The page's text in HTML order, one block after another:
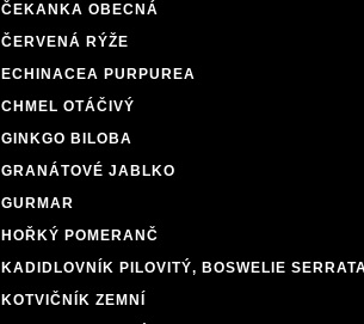
ČEKANKA OBECNÁ
ČERVENÁ RÝŽE
ECHINACEA PURPUREA
CHMEL OTÁČIVÝ
GINKGO BILOBA
GRANÁTOVÉ JABLKO
GURMAR
HOŘKÝ POMERANČ
KADIDLOVNÍK PILOVITÝ, BOSWELIE
KOTVIČNÍK ZEMNÍ